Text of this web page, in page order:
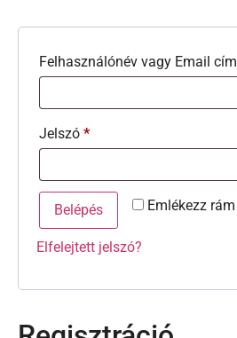
Felhasználónév vagy Email cím
Jelszó *
Emlékezz rám
Belépés
Elfelejtett jelszó?